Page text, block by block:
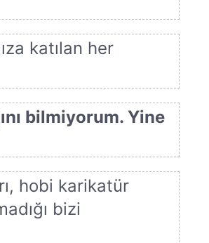
katılan her
bilmiyorum. Yine
hobi karikatür
bizi